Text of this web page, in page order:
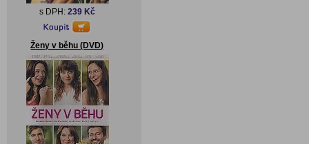
s DPH: 239 Kč
Ženy v běhu (DVD)